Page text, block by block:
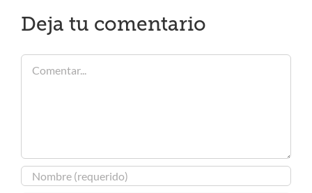
Deja tu comentario
Comentar